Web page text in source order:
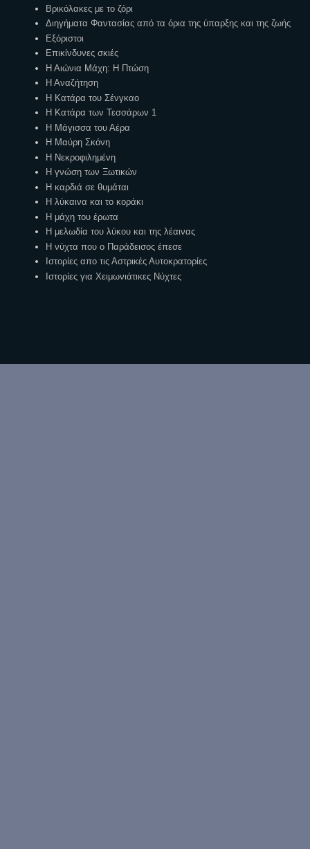
Βρικόλακες με το ζόρι
Διηγήματα Φαντασίας από τα όρια της ύπαρξης και της ζωής
Εξόριστοι
Επικίνδυνες σκιές
Η Αιώνια Μάχη: Η Πτώση
Η Αναζήτηση
Η Κατάρα του Σένγκαο
Η Κατάρα των Τεσσάρων 1
Η Μάγισσα του Αέρα
Η Μαύρη Σκόνη
Η Νεκροφιλημένη
Η γνώση των Ξωτικών
Η καρδιά σε θυμάται
Η λύκαινα και το κοράκι
Η μάχη του έρωτα
Η μελωδία του λύκου και της λέαινας
Η νύχτα που ο Παράδεισος έπεσε
Ιστορίες απο τις Αστρικές Αυτοκρατορίες
Ιστορίες για Χειμωνιάτικες Νύχτες